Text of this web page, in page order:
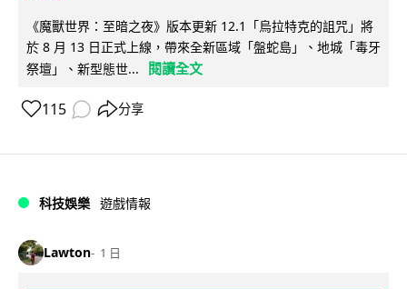
《魔獸世界：至暗之夜》版本更新 12.1「烏拉特克的詛咒」將
於 8 月 13 日正式上線，帶來全新區域「盤蛇島」、地城「毒牙
祭壇」、新型態世...
閱讀全文
115 分享
科技娛樂 遊戲情報
Lawton 1 日